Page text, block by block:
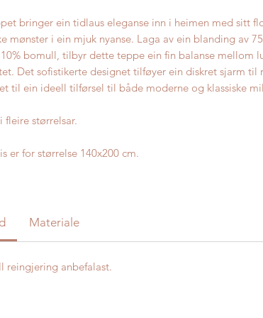
bringer ein tidlaus eleganse inn i heimen med sitt
mønster i ein mjuk nyanse. Laga av ein blanding av
bomull, tilbyr dette teppe ein fin balanse mellom
Det sofistikerte designet tilføyer ein diskret sjarm til
til ein ideell tilførsel til både moderne og klassiske
fleire størrelsar.
er for størrelse 140x200 cm.
Materiale
reingjering anbefalast.